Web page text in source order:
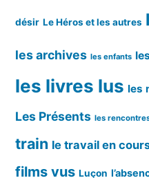
désir Le Héros et les autres
les archives les enfants
les livres lus les
Les Présents les
train le travail en
films vus Luçon